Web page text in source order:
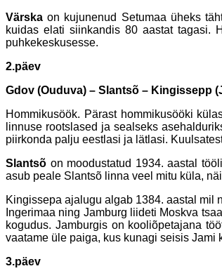
Värskaon kujunenud Setumaa üheks
kuidas elati siinkandis 80 aastat tagasi.
puhkekeskusesse.
2.päev
Gdov (Ouduva) – Slantsõ – Kingissepp
Hommikusöök. Pärast hommikusööki
linnuse rootslased ja sealseks
piirkonda palju eestlasi ja lätlasi.
Slantsõ on moodustatud 1934. aastal
asub peale Slantsõ linna veel mitu küla,
Kingissepa ajalugu algab 1384. aastal mil
Ingerimaa ning Jamburg liideti Moskva
kogudus. Jamburgis on kooliõpetajana
vaatame üle paiga, kus kunagi seisis
3.päev